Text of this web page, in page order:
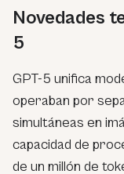
Novedades
5
GPT-5 unifica
operaban por
simultáneas en
capacidad de
de un millón de